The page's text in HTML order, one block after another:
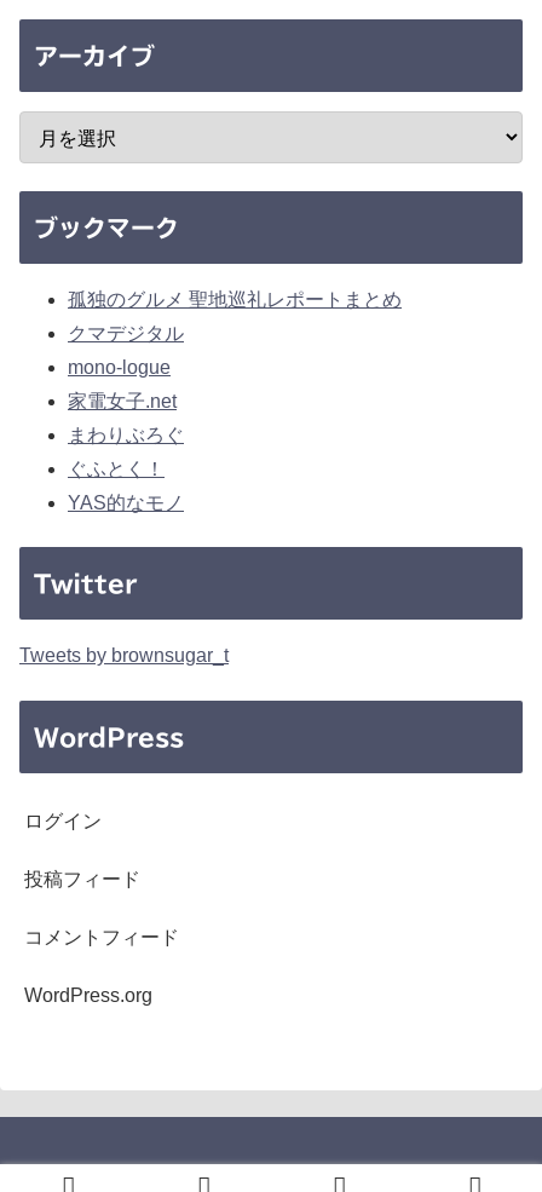
アーカイブ
ブックマーク
孤独のグルメ 聖地巡礼レポートまとめ
クマデジタル
mono-logue
家電女子.net
まわりぶろぐ
ぐふとく！
YAS的なモノ
Twitter
Tweets by brownsugar_t
WordPress
ログイン
投稿フィード
コメントフィード
WordPress.org